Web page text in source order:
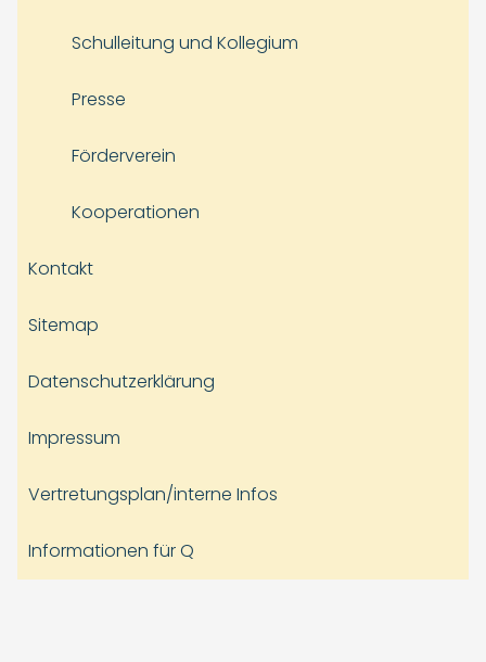
Schulleitung und Kollegium
Presse
Förderverein
Kooperationen
Kontakt
Sitemap
Datenschutzerklärung
Impressum
Vertretungsplan/interne Infos
Informationen für Q